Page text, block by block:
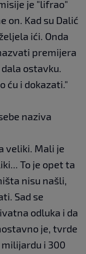
je "lifrao"
on. Kad su Dalić
ići. Onda
premijera
ostavku.
ću i dokazati."
naziva
veliki. Mali je
To je opet ta
nisu našli,
Sad se
odluka i da
je, tvrde
i 300